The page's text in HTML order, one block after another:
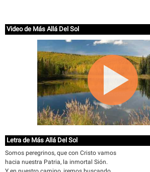
Video de Más Allá Del Sol
Letra de Más Allá Del Sol
Somos peregrinos, que con Cristo vamos
hacia nuestra Patria, la inmortal Sión.